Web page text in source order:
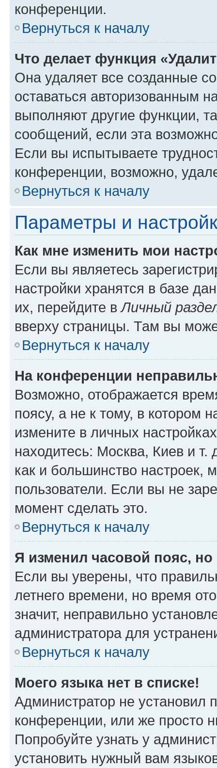
конференции.
Вернуться к началу
Что делает функция
Она удаляет все созданные
оставаться авторизованным
выполняют другие функции,
сообщений, если эта
Если вы испытываете
конференции, возможно,
Вернуться к началу
Параметры и
Как мне изменить мои
Если вы являетесь
настройки хранятся в базе
их, перейдите вЛичный
вверху страницы. Там вы
Вернуться к началу
На конференции
Возможно, отображается
поясу, а не к тому, в котором
измените в личных
находитесь: Москва, Киев и т.
как и большинство настроек,
пользователи. Если вы не
момент сделать это.
Вернуться к началу
Я изменил часовой пояс,
Если вы уверены, что
летнего времени, но время
значит, неправильно
администратора для
Вернуться к началу
Моего языка нет в списке!
Администратор не установил
конференции, или же просто
Попробуйте узнать у
установить нужный вам